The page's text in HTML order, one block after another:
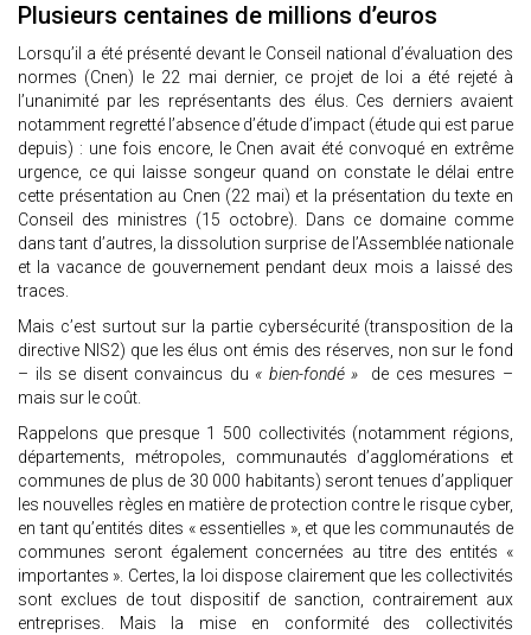
Plusieurs centaines de millions d’euros
Lorsqu’il a été présenté devant le Conseil national d’évaluation des
normes (Cnen) le 22 mai dernier, ce projet de loi a été rejeté à
l’unanimité par les représentants des élus. Ces derniers avaient
notamment regretté l’absence d’étude d’impact (étude qui est parue
depuis) : une fois encore, le Cnen avait été convoqué en extrême
urgence, ce qui laisse songeur quand on constate le délai entre
cette présentation au Cnen (22 mai) et la présentation du texte en
Conseil des ministres (15 octobre). Dans ce domaine comme
dans tant d’autres, la dissolution surprise de l’Assemblée nationale
et la vacance de gouvernement pendant deux mois a laissé des
traces.
Mais c’est surtout sur la partie cybersécurité (transposition de la
directive NIS2) que les élus ont émis des réserves, non sur le fond
– ils se disent convaincus du « bien-fondé »
de ces mesures –
mais sur le coût.
Rappelons que presque 1 500 collectivités (notamment régions,
départements, métropoles, communautés d’agglomérations et
communes de plus de 30 000 habitants) seront tenues d’appliquer
les nouvelles règles en matière de protection contre le risque cyber,
en tant qu’entités dites « essentielles », et que les communautés de
communes seront également concernées au titre des entités «
importantes ». Certes, la loi dispose clairement que les collectivités
sont exclues de tout dispositif de sanction, contrairement aux
entreprises. Mais la mise en conformité des collectivités